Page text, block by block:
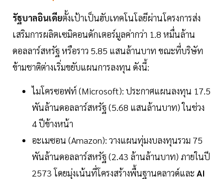
รัฐบาลอินเดียตั้งเป้าเป็นฮับเทคโนโลยีผ่านโครงการส่ง
เสริมการผลิตเซมิคอนดักเตอร์มูลค่ากว่า 1.8 หมื่นล้าน
ดอลลาร์สหรัฐ หรือราว 5.85 แสนล้านบาท ขณะที่บริษัท
ข้ามชาติต่างเริ่มขยับแผนการลงทุน ดังนี้:
ไมโครซอฟท์ (Microsoft): ประกาศแผนลงทุน 17.5
พันล้านดอลลาร์สหรัฐ (5.68 แสนล้านบาท) ในช่วง
4 ปีข้างหน้า
อะเมซอน (Amazon): วางแผนทุ่มงบลงทุนรวม 75
พันล้านดอลลาร์สหรัฐ (2.43 ล้านล้านบาท) ภายในปี
2573 โดยมุ่งเน้นที่โครงสร้างพื้นฐานคลาวด์และ AI